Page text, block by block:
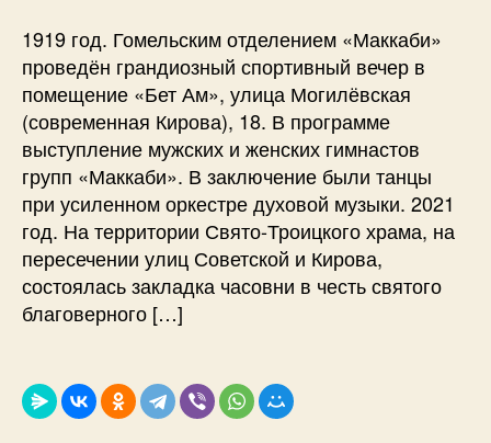
1919 год. Гомельским отделением «Маккаби»
проведён грандиозный спортивный вечер в
помещение «Бет Ам», улица Могилёвская
(современная Кирова), 18. В программе
выступление мужских и женских гимнастов
групп «Маккаби». В заключение были танцы
при усиленном оркестре духовой музыки. 2021
год. На территории Свято-Троицкого храма, на
пересечении улиц Советской и Кирова,
состоялась закладка часовни в честь святого
благоверного […]